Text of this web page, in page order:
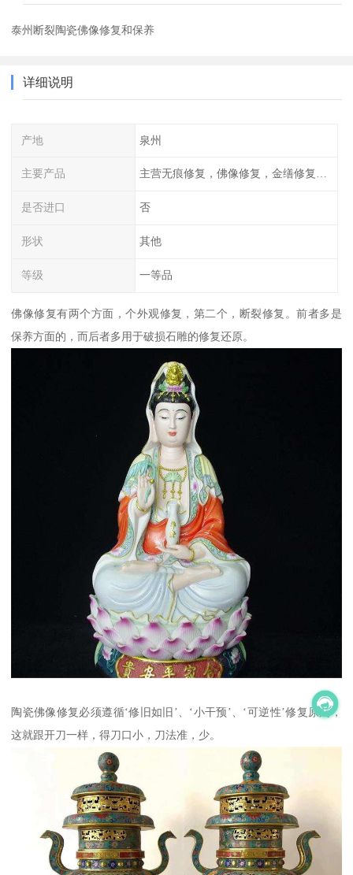
泰州断裂陶瓷佛像修复和保养
详细说明
产地 泉州
主要产品 主营无痕修复，佛像修复，金缮修复等各种修复
是否进口 否
形状 其他
等级 一等品
佛像修复有两个方面，个外观修复，第二个，断裂修复。前者多是
保养方面的，而后者多用于破损石雕的修复还原。
陶瓷佛像修复必须遵循‘修旧如旧’、‘小干预’、‘可逆性’修复原则，
这就跟开刀一样，得刀口小，刀法准，少。